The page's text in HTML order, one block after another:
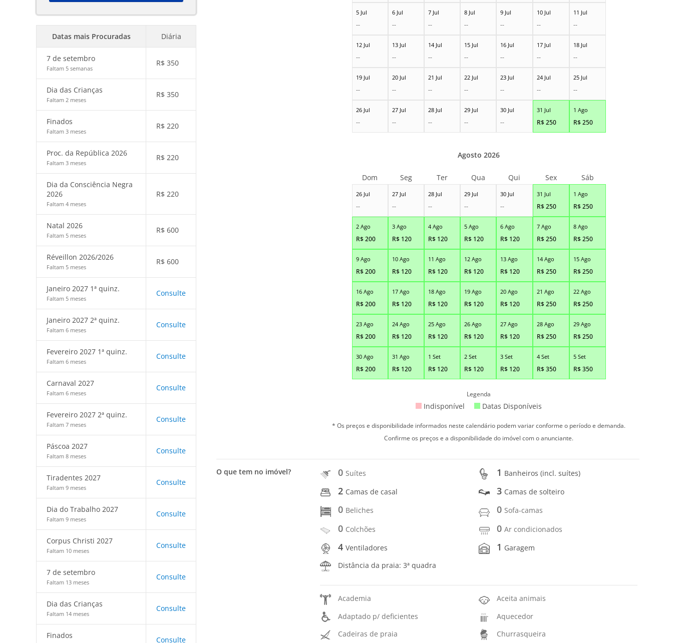
Datas mais Procuradas Diária
7 de setembro
Faltam 5 semanas
R$ 350
Dia das Crianças
Faltam 2 meses
R$ 350
Finados
Faltam 3 meses
R$ 220
Proc. da República 2026
Faltam 3 meses
R$ 220
Dia da Consciência Negra
2026
Faltam 4 meses
R$ 220
Natal 2026
Faltam 5 meses
R$ 600
Réveillon 2026/2026
Faltam 5 meses
R$ 600
Janeiro 2027 1ª quinz.
Faltam 5 meses
Consulte
Janeiro 2027 2ª quinz.
Faltam 6 meses
Consulte
Fevereiro 2027 1ª quinz.
Faltam 6 meses
Consulte
Carnaval 2027
Faltam 6 meses
Consulte
Fevereiro 2027 2ª quinz.
Faltam 7 meses
Consulte
Páscoa 2027
Faltam 8 meses
Consulte
Tiradentes 2027
Faltam 9 meses
Consulte
Dia do Trabalho 2027
Faltam 9 meses
Consulte
Corpus Christi 2027
Faltam 10 meses
Consulte
7 de setembro
Faltam 13 meses
Consulte
Dia das Crianças
Faltam 14 meses
Consulte
Finados Consulte
5 Jul
--
6 Jul
--
7 Jul
--
8 Jul
--
9 Jul
--
10 Jul
--
11 Jul
--
12 Jul
--
13 Jul
--
14 Jul
--
15 Jul
--
16 Jul
--
17 Jul
--
18 Jul
--
19 Jul
--
20 Jul
--
21 Jul
--
22 Jul
--
23 Jul
--
24 Jul
--
25 Jul
--
26 Jul
--
27 Jul
--
28 Jul
--
29 Jul
--
30 Jul
--
31 Jul
R$250
1 Ago
R$250
26 Jul
--
27 Jul
--
28 Jul
--
29 Jul
--
30 Jul
--
31 Jul
R$250
1 Ago
R$250
2 Ago
R$200
3 Ago
R$ 120
4 Ago
R$ 120
5 Ago
R$ 120
6 Ago
R$ 120
7 Ago
R$250
8 Ago
R$250
9 Ago
R$200
10 Ago
R$ 120
11 Ago
R$ 120
12 Ago
R$ 120
13 Ago
R$ 120
14 Ago
R$250
15 Ago
R$250
16 Ago
R$200
17 Ago
R$ 120
18 Ago
R$ 120
19 Ago
R$ 120
20 Ago
R$ 120
21 Ago
R$250
22 Ago
R$250
23 Ago
R$200
24 Ago
R$ 120
25 Ago
R$ 120
26 Ago
R$ 120
27 Ago
R$ 120
28 Ago
R$250
29 Ago
R$250
30 Ago
R$200
31 Ago
R$ 120
1 Set
R$ 120
2 Set
R$ 120
3 Set
R$ 120
4 Set
R$350
5 Set
R$350
Agosto 2026
Dom Seg Ter Qua Qui Sex Sáb
Legenda
Indisponível Datas Disponíveis
* Os preços e disponibilidade informados neste calendário podem variar conforme o período e demanda.
Confirme os preços e a disponibilidade do imóvel com o anunciante.
O que tem no imóvel? 0 Suítes 1 Banheiros (incl. suítes)
2 Camas de casal 3 Camas de solteiro
0 Beliches 0 Sofa-camas
0 Colchões 0Ar condicionados
4Ventiladores 1 Garagem
Distância da praia: 3ª quadra
Academia
Aceita animais
Adaptado p/ deficientes
Aquecedor
Cadeiras de praia
Churrasqueira